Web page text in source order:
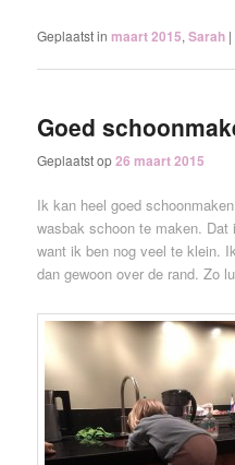
Geplaatst in maart 2015,Sarah |
Goed
Geplaatst op26 maart 2015
Ik kan heel goed
wasbak schoon te maken.
want ik ben nog veel te klein.
dan gewoon over de rand. Zo